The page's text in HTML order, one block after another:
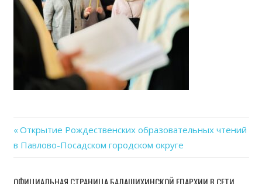
Навигация
Previous
Post:
Открытие Рождественских образовательных чтений
в Павлово-Посадском городском округе